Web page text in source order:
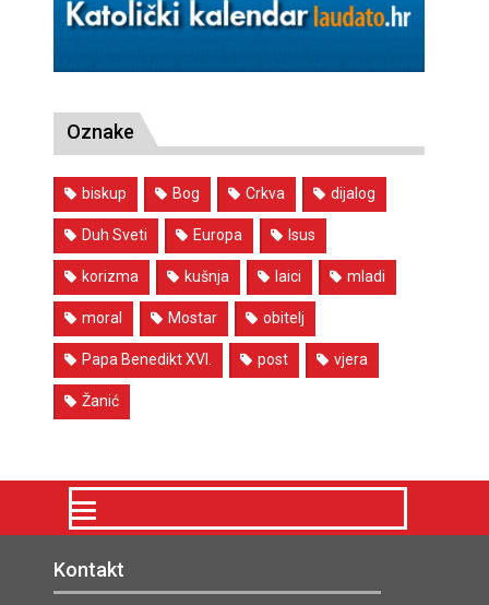
Oznake
biskup Bog Crkva dijalog
Duh Sveti Europa Isus
korizma kušnja laici mladi
moral Mostar obitelj
Papa Benedikt XVI. post vjera
Žanić
Kontakt